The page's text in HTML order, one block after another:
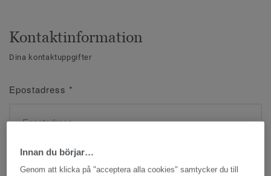
Kontaktinformation
Dina kontaktuppgifter
Epostadress *
Namn*
Innan du börjar…
Genom att klicka på "acceptera alla cookies" samtycker du till